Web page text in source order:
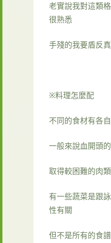
老實說我對這類
很熟悉
手殘的我要盾反
※料理怎麼配
不同的食材有各
一般來說血開頭
取得較困難的肉
有一些蔬菜是跟
性有關
但不是所有的食